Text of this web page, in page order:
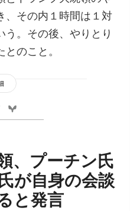
、その内１時間は１対
う。その後、やりとり
のこと。
、プーチン氏
が自身の会談
と発言